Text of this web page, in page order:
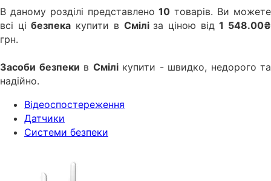
В даному розділі представлено10 товарів. Ви можете
всі цібезпека купити в Сміліза ціною від1 548.00₴
грн.
Засоби безпеки в Смілікупити - швидко, недорого та
надійно.
Відеоспостереження
Датчики
Системи безпеки